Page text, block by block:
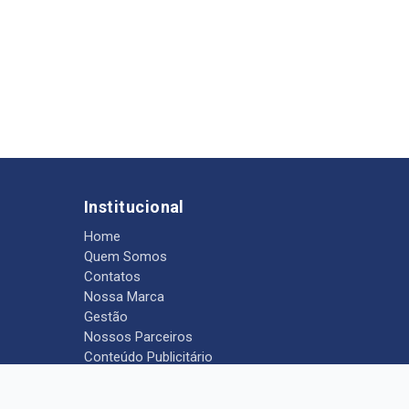
Institucional
Home
Quem Somos
Contatos
Nossa Marca
Gestão
Nossos Parceiros
Conteúdo Publicitário